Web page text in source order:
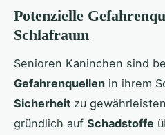
Potenzielle
Schlafraum
Senioren Kaninchen sind
Gefahrenquellen in ihrem
Sicherheit zu
gründlich auf Schadstoffe